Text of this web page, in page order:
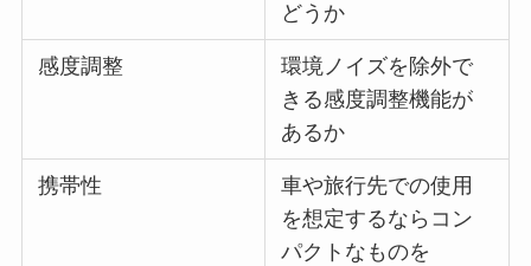
どうか
感度調整
環境ノイズを除外で
きる感度調整機能が
あるか
携帯性
車や旅行先での使用
を想定するならコン
パクトなものを